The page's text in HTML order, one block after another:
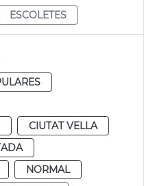
ESCOLETES
CIUTAT VELLA
NORMAL